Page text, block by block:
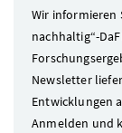
Wir informieren
nachhaltig“-
Newsletter
Entwicklungen
Anmelden und